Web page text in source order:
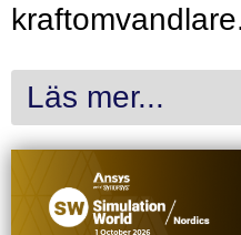
Läs mer...